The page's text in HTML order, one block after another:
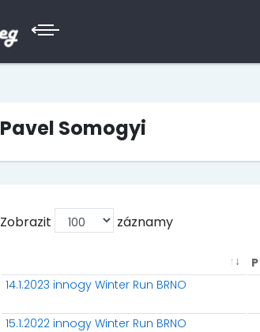
Pavel Somogyi
Zobrazit záznamy
P
14.1.2023 innogy Winter Run BRNO
15.1.2022 innogy Winter Run BRNO